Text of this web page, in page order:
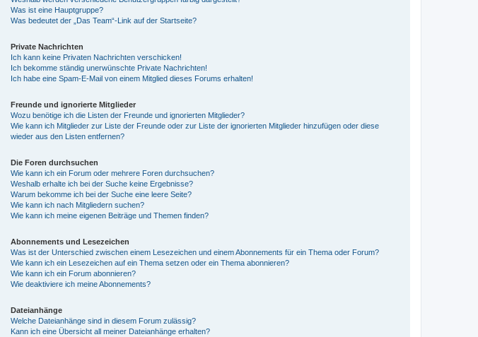
Was ist eine Hauptgruppe?
Was bedeutet der „Das Team“-Link auf der Startseite?
Private Nachrichten
Ich kann keine Privaten Nachrichten verschicken!
Ich bekomme ständig unerwünschte Private Nachrichten!
Ich habe eine Spam-E-Mail von einem Mitglied dieses Forums erhalten!
Freunde und ignorierte Mitglieder
Wozu benötige ich die Listen der Freunde und ignorierten Mitglieder?
Wie kann ich Mitglieder zur Liste der Freunde oder zur Liste der ignorierten Mitglieder hinzufügen oder diese
wieder aus den Listen entfernen?
Die Foren durchsuchen
Wie kann ich ein Forum oder mehrere Foren durchsuchen?
Weshalb erhalte ich bei der Suche keine Ergebnisse?
Warum bekomme ich bei der Suche eine leere Seite?
Wie kann ich nach Mitgliedern suchen?
Wie kann ich meine eigenen Beiträge und Themen finden?
Abonnements und Lesezeichen
Was ist der Unterschied zwischen einem Lesezeichen und einem Abonnements für ein Thema oder Forum?
Wie kann ich ein Lesezeichen auf ein Thema setzen oder ein Thema abonnieren?
Wie kann ich ein Forum abonnieren?
Wie deaktiviere ich meine Abonnements?
Dateianhänge
Welche Dateianhänge sind in diesem Forum zulässig?
Kann ich eine Übersicht all meiner Dateianhänge erhalten?